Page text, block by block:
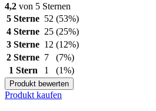
4,2 von 5 Sternen
5 Sterne 52 (53%)
4 Sterne 25 (25%)
3 Sterne 12 (12%)
2 Sterne 7
(7%)
1 Stern
1 (1%)
Produkt bewerten
Produkt kaufen